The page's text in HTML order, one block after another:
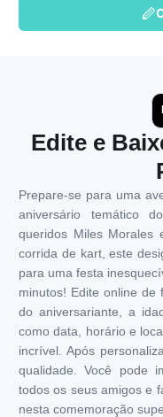
Edite e
Prepare-se para uma
aniversário temático
queridos Miles Morales
corrida de kart, este
para uma festa
minutos! Edite online de
do aniversariante, a
como data, horário e
incrível. Após
qualidade. Você pode
todos os seus amigos e
nesta comemoração